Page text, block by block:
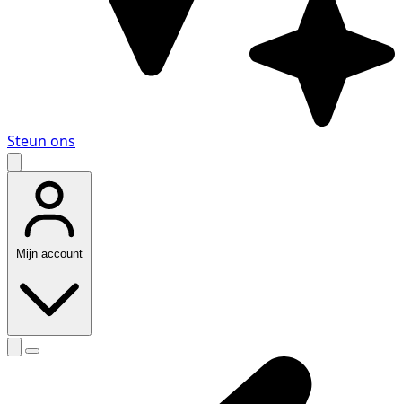
Steun ons
Mijn account